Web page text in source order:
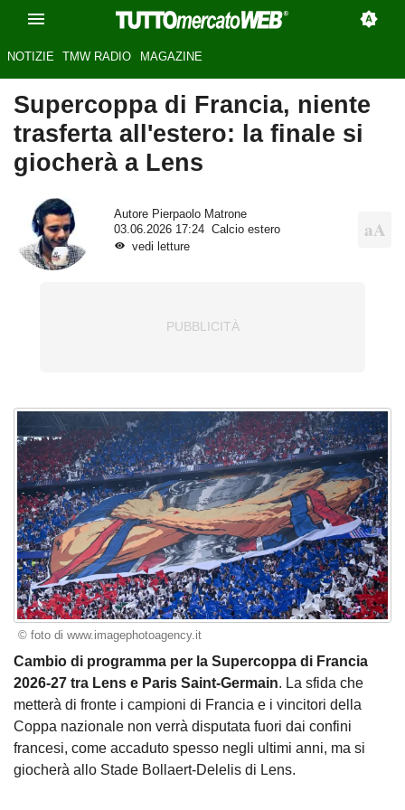
NOTIZIE TMW RADIO MAGAZINE
Supercoppa di Francia, niente
trasferta all'estero: la finale si
giocherà a Lens
Autore Pierpaolo Matrone
03.06.2026 17:24
Calcio estero
vedi letture
© foto di www.imagephotoagency.it
Cambio di programma per la Supercoppa di Francia
2026-27 tra Lens e Paris Saint-Germain. La sfida che
metterà di fronte i campioni di Francia e i vincitori della
Coppa nazionale non verrà disputata fuori dai confini
francesi, come accaduto spesso negli ultimi anni, ma si
giocherà allo Stade Bollaert-Delelis di Lens.